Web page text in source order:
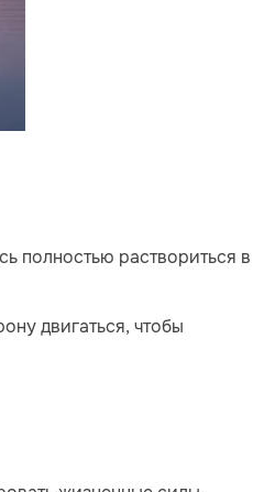
полностью раствориться в
двигаться, чтобы